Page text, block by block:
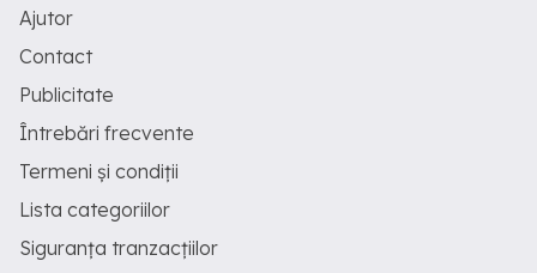
Ajutor
Contact
Publicitate
Întrebări frecvente
Termeni și condiții
Lista categoriilor
Siguranța tranzacțiilor